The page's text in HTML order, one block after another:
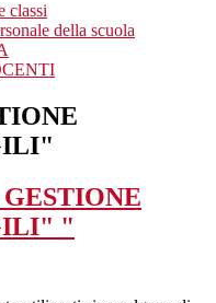
classi
della scuola
"